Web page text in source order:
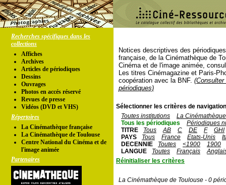
Recherches spécifiques dans les
collections
Affiches
Archives
Articles de périodiques
Dessins
Ouvrages
Photos en accés réservé
Revues de presse
Vidéos (DVD et VHS)
Répertoires
La Cinémathèque française
La Cinémathèque de Toulouse
Centre National du Cinéma et de
l'image animée
Partenaires
Notices descriptives des
française, de la Cinémathèque de
Cinéma et de l'image animée,
Les titres Cinémagazine et Paris-
coopération avec la BNF.
périodiques)
Sélectionner les critères de
Toutes institutions
La
Tous les périodiques
Périodiques
TITRE
Tous AB C DE F
GHI
PAYS
Tous France Etats-Unis
DECENNIE
Toutes <1900
1900
LANGUE
Toutes Français
Réinitialiser les critères
La Cinémathèque de Toulouse - 0